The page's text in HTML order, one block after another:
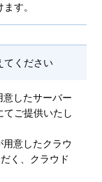
す。
てください
したサーバー
てご提供いたし
意したクラウ
く、クラウド